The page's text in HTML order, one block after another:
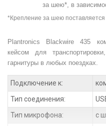
за шею*, в
*Крепление за шею поставляется
Plantronics Blackwire 435
кейсом для
гарнитуры в любых поездках.
Подключение к:
Тип соединения:
Тип микрофона:
с